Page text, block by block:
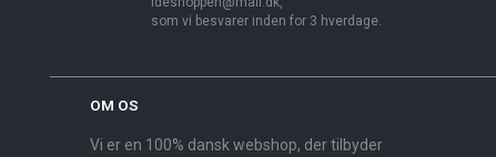
som vi besvarer inden for 3 hverdage.
OM OS
Vi er en 100% dansk webshop, der tilbyder